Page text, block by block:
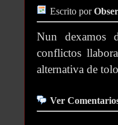
Escrito por
Nun dexamos
conflictos
alternativa de
Ver